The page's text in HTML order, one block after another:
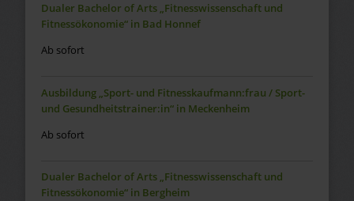
Dualer Bachelor of Arts „Fitnesswissenschaft und
Fitnessökonomie“ in Bad Honnef
Ab sofort
Ausbildung „Sport- und Fitnesskaufmann:frau / Sport-
und Gesundheitstrainer:in“ in Meckenheim
Ab sofort
Dualer Bachelor of Arts „Fitnesswissenschaft und
Fitnessökonomie“ in Bergheim